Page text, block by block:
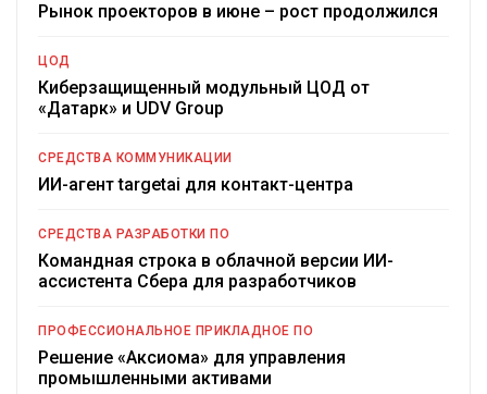
Рынок проекторов в июне – рост продолжился
ЦОД
Киберзащищенный модульный ЦОД от
«Датарк» и UDV Group
СРЕДСТВА КОММУНИКАЦИИ
ИИ-агент targetai для контакт-центра
СРЕДСТВА РАЗРАБОТКИ ПО
Командная строка в облачной версии ИИ-
ассистента Сбера для разработчиков
ПРОФЕССИОНАЛЬНОЕ ПРИКЛАДНОЕ ПО
Решение «Аксиома» для управления
промышленными активами